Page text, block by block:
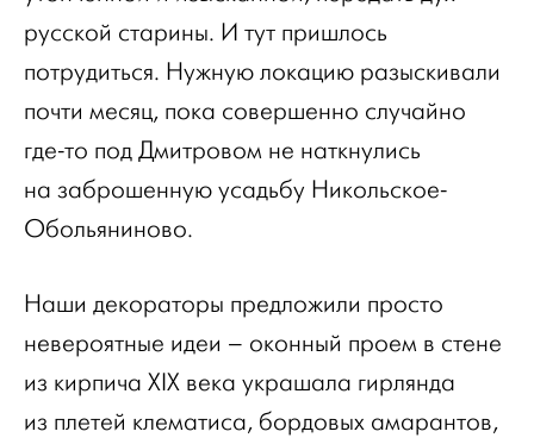
русской старины. И тут пришлось
потрудиться. Нужную локацию разыскивали
почти месяц, пока совершенно случайно
где-то под Дмитровом не наткнулись
на заброшенную усадьбу Никольское-
Обольяниново.
Наши декораторы предложили просто
невероятные идеи – оконный проем в стене
из кирпича ХIХ века украшала гирлянда
из плетей клематиса, бордовых амарантов,